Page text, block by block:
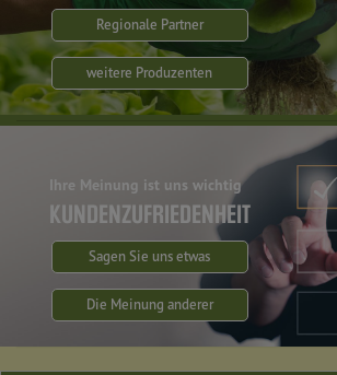
Regionale Partner
weitere Produzenten
Ihre Meinung ist uns wichtig
KUNDENZUFRIEDENHEIT
Sagen Sie uns etwas
Die Meinung anderer